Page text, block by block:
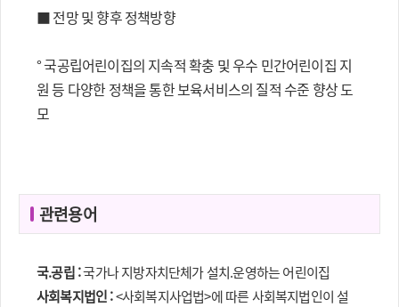
■ 전망 및 향후 정책방향
° 국공립어린이집의 지속적 확충 및 우수 민간어린이집 지
원 등 다양한 정책을 통한 보육서비스의 질적 수준 향상 도
모
관련용어
국.공립 :국가나 지방자치단체가 설치.운영하는 어린이집
사회복지법인 :<사회복지사업법>에 따른 사회복지법인이 설